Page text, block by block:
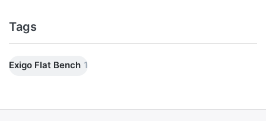
Tags
Exigo Flat Bench 1